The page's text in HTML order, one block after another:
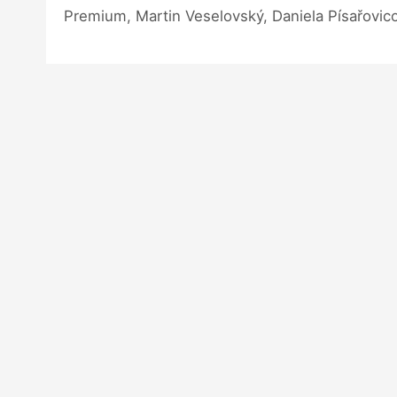
Premium, Martin Veselovský, Daniela